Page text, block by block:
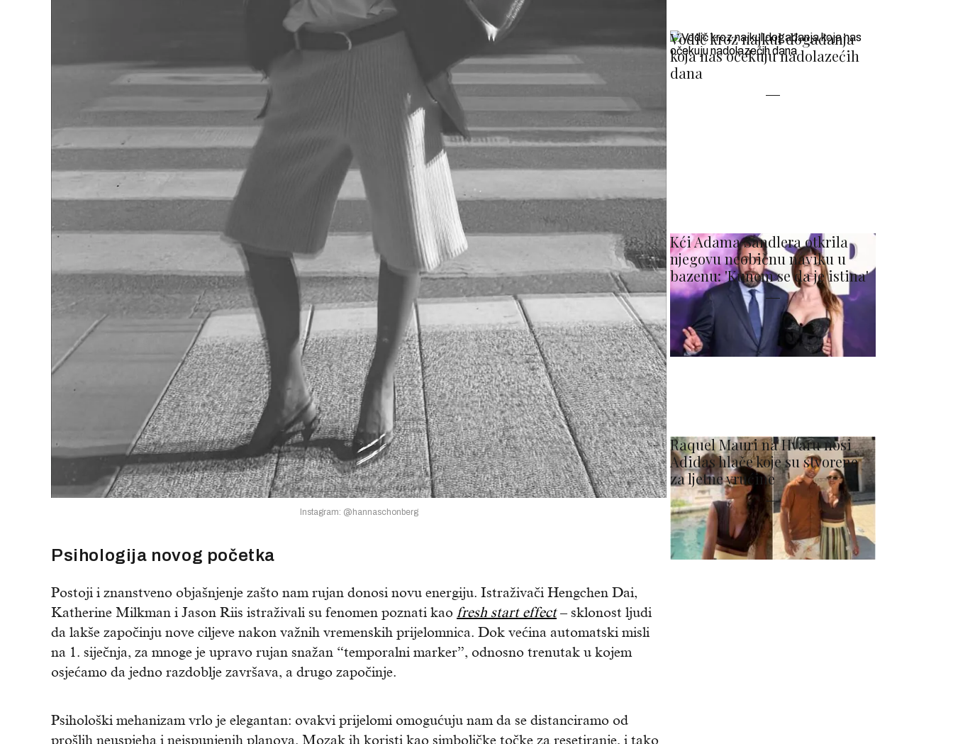
Instagram: @hannaschonberg
Psihologija novog početka
Postoji i znanstveno objašnjenje zašto nam rujan donosi novu energiju. Istraživači Hengchen Dai,
Katherine Milkman i Jason Riis istraživali su fenomen poznati kao fresh start effect– sklonost ljudi
da lakše započinju nove ciljeve nakon važnih vremenskih prijelomnica. Dok većina automatski misli
na 1. siječnja, za mnoge je upravo rujan snažan “temporalni marker”, odnosno trenutak u kojem
osjećamo da jedno razdoblje završava, a drugo započinje.
Psihološki mehanizam vrlo je elegantan: ovakvi prijelomi omogućuju nam da se distanciramo od
prošlih neuspjeha i neispunjenih planova. Mozak ih koristi kao simboličke točke za resetiranje, i tako
Vodič kroz najkul događanja
koja nas očekuju nadolazećih
dana
Kći Adama Sandlera otkrila
njegovu neobičnu naviku u
bazenu: 'Kunem se da je istina'
Raquel Mauri na Hvaru nosi
Adidas hlače koje su stvorene
za ljetne vrućine